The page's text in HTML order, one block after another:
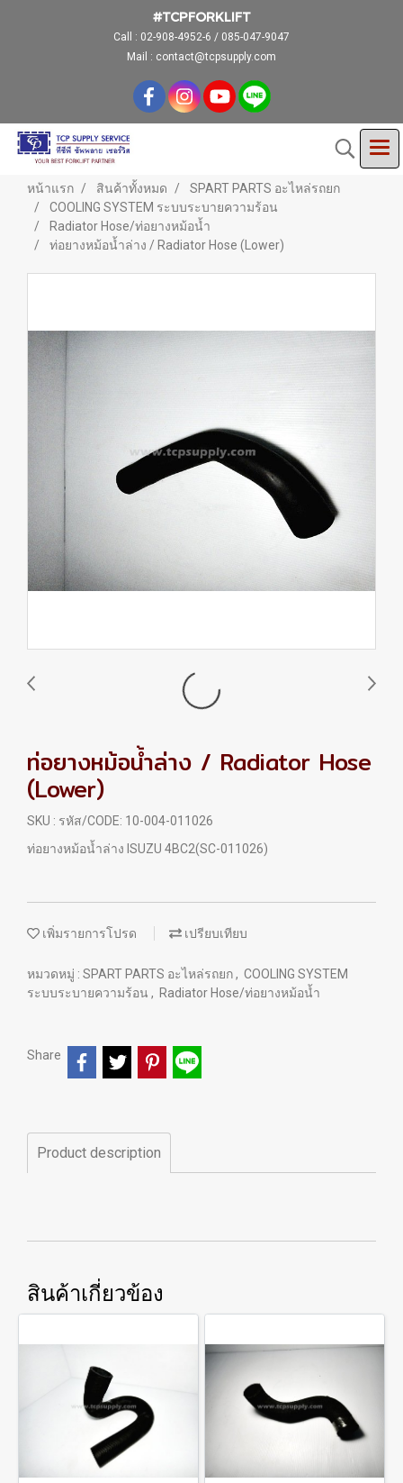
#TCPFORKLIFT
Call : 02-908-4952-6 / 085-047-9047
Mail : contact@tcpsupply.com
หน้าแรก สินค้าทั้งหมด
SPART PARTS อะไหล่รถยก
COOLING SYSTEM ระบบระบายความร้อน
Radiator Hose/ท่อยางหม้อน้ำ
ท่อยางหม้อน้ำล่าง / Radiator Hose (Lower)
ท่อยางหม้อน้ำล่าง / Radiator Hose
(Lower)
SKU : รหัส/CODE: 10-004-011026
ท่อยางหม้อน้ำล่าง ISUZU 4BC2(SC-011026)
เพิ่มรายการโปรด เปรียบเทียบ
หมวดหมู่ : SPART PARTS อะไหล่รถยก, COOLING SYSTEM
ระบบระบายความร้อน , Radiator Hose/ท่อยางหม้อน้ำ
Share
Product description
สินค้าเกี่ยวข้อง